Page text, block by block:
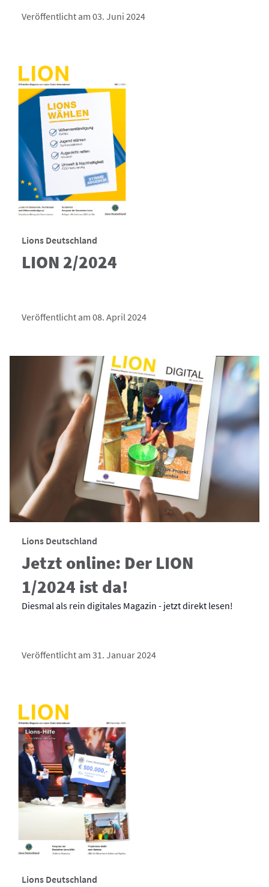
Veröffentlicht am 03. Juni 2024
Lions Deutschland
LION 2/2024
Veröffentlicht am 08. April 2024
Lions Deutschland
Jetzt online: Der LION
1/2024 ist da!
Diesmal als rein digitales Magazin - jetzt direkt lesen!
Veröffentlicht am 31. Januar 2024
Lions Deutschland